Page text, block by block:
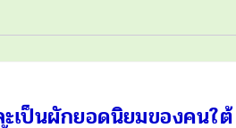
เป็นผักยอดนิยมของคนใ